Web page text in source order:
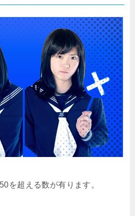
を超える数が有ります。